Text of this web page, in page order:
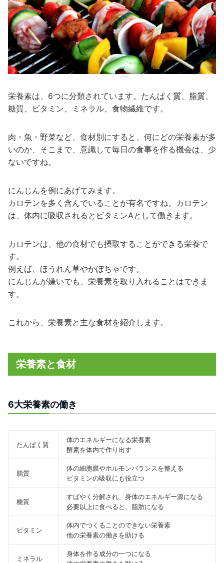
栄養素は、6つに分類されています。たんぱく質、脂質、
糖質、ビタミン、ミネラル、食物繊維です。
肉・魚・野菜など、食材別にすると、何にどの栄養素が多
いのか、そこまで、意識して毎日の食事を作る機会は、少
ないですね。
にんじんを例にあげてみます。
カロテンを多く含んでいることが有名ですね。カロテン
は、体内に吸収されるとビタミンAとして働きます。
カロテンは、他の食材でも摂取することができる栄養で
す。
例えば、ほうれん草やかぼちゃです。
にんじんが嫌いでも、栄養素を取り入れることはできま
す。
これから、栄養素と主な食材を紹介します。
栄養素と食材
6大栄養素の働き
たんぱく質
体のエネルギーになる栄養素
酵素を体内で作り出す
脂質
体の細胞膜やホルモンバランスを整える
ビタミンの吸収にも役立つ
糖質
すばやく分解され、身体のエネルギー源になる
必要以上に食べると、脂肪になる
ビタミン
体内でつくることのできない栄養素
他の栄養素の働きを助ける
ミネラル
身体を作る成分の一つになる